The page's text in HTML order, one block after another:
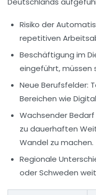
Risiko der
repetitiven
Beschäftigung im
eingeführt, müssen
Neue Berufsfelder:
Bereichen wie
Wachsender
zu dauerhaften
Wandel zu machen.
Regionale
oder Schweden